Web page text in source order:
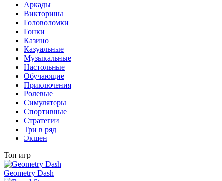
Аркады
Викторины
Головоломки
Гонки
Казино
Казуальные
Музыкальные
Настольные
Обучающие
Приключения
Ролевые
Симуляторы
Спортивные
Стратегии
Три в ряд
Экшен
Топ игр
Geometry Dash